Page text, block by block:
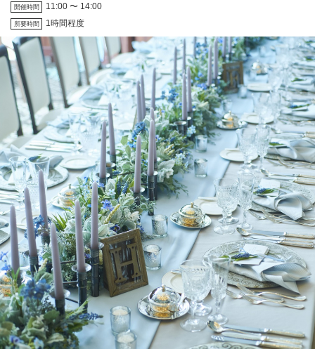
開催時間 11:00 〜 14:00
所要時間 1時間程度